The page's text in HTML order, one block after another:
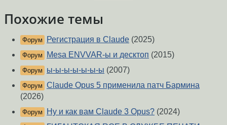
Похожие темы
Форум Регистрация в Claude (2025)
Форум Mesa ENVVAR-ы и десктоп (2015)
Форум ы-ы-ы-ы-ы-ы-ы (2007)
Форум Claude Opus 5 применила патч Бармина
(2026)
Форум Ну и как вам Claude 3 Opus? (2024)